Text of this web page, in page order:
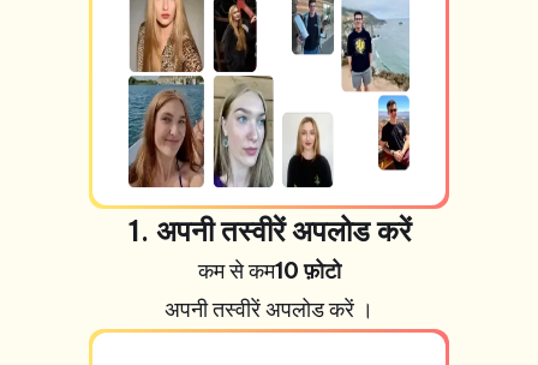
1. अपनी तस्वीरें अपलोड करें
कम से कम10 फ़ोटो
अपनी तस्वीरेंअपलोड करें ।